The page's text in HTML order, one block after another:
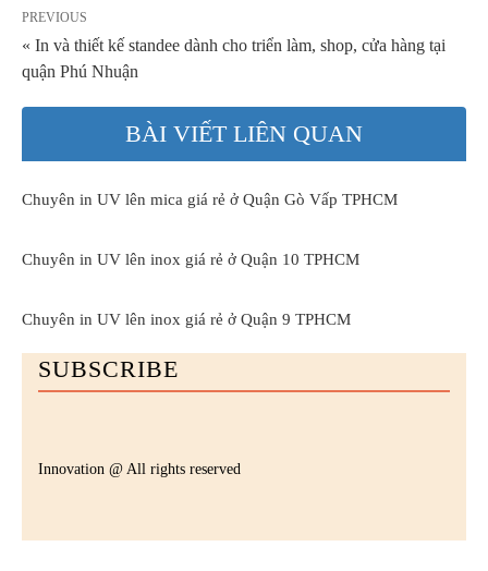
PREVIOUS
« In và thiết kế standee dành cho triển làm, shop, cửa hàng tại
quận Phú Nhuận
BÀI VIẾT LIÊN QUAN
Chuyên in UV lên mica giá rẻ ở Quận Gò Vấp TPHCM
Chuyên in UV lên inox giá rẻ ở Quận 10 TPHCM
Chuyên in UV lên inox giá rẻ ở Quận 9 TPHCM
SUBSCRIBE
Innovation @ All rights reserved